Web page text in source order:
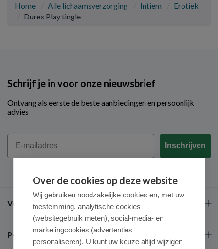
Home Alle lichaamsverzorging Intiem
Erotiek
Durex Play tingle
Schrijf je in voor onze nieuwsbrief
Ontvang als eerste de beste aanbiedingen en persoonlijk
advies
Email
Inschrijven
Veel gestelde vragen
Populaire merken
Over de cookies op deze website
Wij gebruiken noodzakelijke cookies en, met uw
toestemming, analytische cookies
(websitegebruik meten), social-media- en
marketingcookies (advertenties
personaliseren). U kunt uw keuze altijd wijzigen